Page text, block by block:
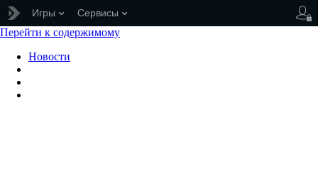
Игры Сервисы
Перейти к содержимому
Новости